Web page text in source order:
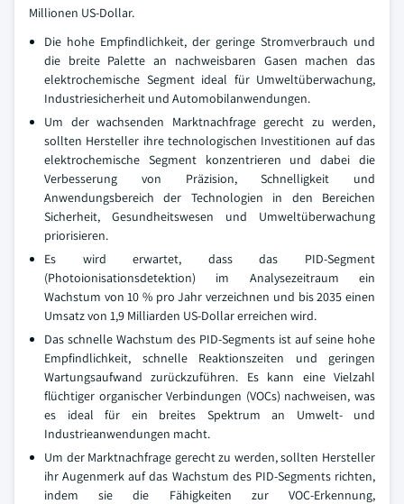
Millionen US-Dollar.
Die hohe Empfindlichkeit, der geringe Stromverbrauch und
die breite Palette an nachweisbaren Gasen machen das
elektrochemische Segment ideal für Umweltüberwachung,
Industriesicherheit und Automobilanwendungen.
Um der wachsenden Marktnachfrage gerecht zu werden,
sollten Hersteller ihre technologischen Investitionen auf das
elektrochemische Segment konzentrieren und dabei die
Verbesserung von Präzision, Schnelligkeit und
Anwendungsbereich der Technologien in den Bereichen
Sicherheit, Gesundheitswesen und Umweltüberwachung
priorisieren.
Es wird erwartet, dass das PID-Segment
(Photoionisationsdetektion) im Analysezeitraum ein
Wachstum von 10 % pro Jahr verzeichnen und bis 2035 einen
Umsatz von 1,9 Milliarden US-Dollar erreichen wird.
Das schnelle Wachstum des PID-Segments ist auf seine hohe
Empfindlichkeit, schnelle Reaktionszeiten und geringen
Wartungsaufwand zurückzuführen. Es kann eine Vielzahl
flüchtiger organischer Verbindungen (VOCs) nachweisen, was
es ideal für ein breites Spektrum an Umwelt- und
Industrieanwendungen macht.
Um der Marktnachfrage gerecht zu werden, sollten Hersteller
ihr Augenmerk auf das Wachstum des PID-Segments richten,
indem sie die Fähigkeiten zur VOC-Erkennung,